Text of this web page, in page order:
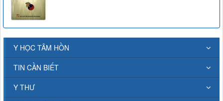
Y HỌC TÂM HỒN
TIN CẦN BIẾT
Y THƯ